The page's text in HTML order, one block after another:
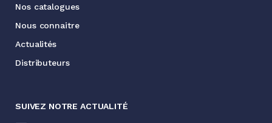
Nos catalogues
Nous connaitre
Actualités
Distributeurs
SUIVEZ NOTRE ACTUALITÉ